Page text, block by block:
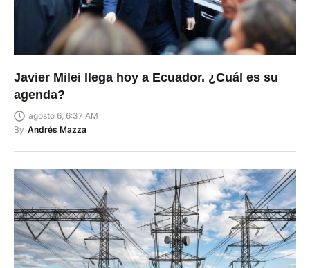
Javier Milei llega hoy a Ecuador. ¿Cuál es su
agenda?
agosto 6, 6:37 AM
By Andrés Mazza